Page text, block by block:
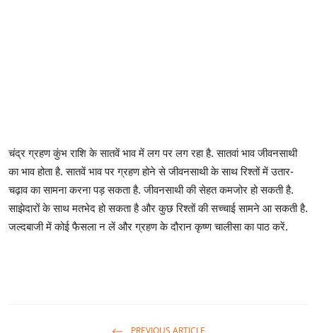
चंद्र ग्रहण कुंभ राशि के सातवें भाव में लग पर लग रहा है. सातवां भाव जीवनसाथी
का भाव होता है. सातवें भाव पर ग्रहण होने से जीवनसाथी के साथ रिश्तों में उतार-
चढ़ाव का सामना करना पड़ सकता है. जीवनसाथी की सेहत कमजोर हो सकती है.
साझेदारों के साथ मतभेद हो सकता है और कुछ रिश्तों की सच्चाई सामने आ सकती है.
जल्दबाजी में कोई फैसला न लें और ग्रहण के दौरान कृष्ण चालीसा का पाठ करें.
PREVIOUS ARTICLE